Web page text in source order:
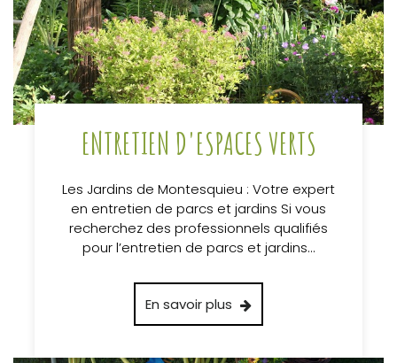
ENTRETIEN D'ESPACES VERTS
Les Jardins de Montesquieu : Votre expert
en entretien de parcs et jardins Si vous
recherchez des professionnels qualifiés
pour l’entretien de parcs et jardins…
En savoir plus